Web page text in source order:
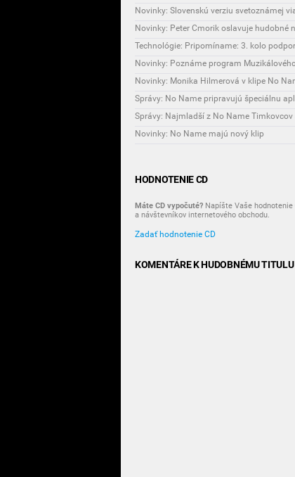
Novinky: Peter Cmorik oslavuje hudobné
Novinky: Poznáme program
Novinky: Monika Hilmerová v klipe No
Správy: No Name pripravujú špeciálnu
Správy: Najmladší z No Name Timkovcov
Novinky: No Name majú nový klip
HODNOTENIE CD
Máte CD vypočuté? Napíšte Vaše
a návštevníkov internetového obchodu.
Zadať hodnotenie CD
KOMENTÁRE K HUDOBNÉMU TITULU